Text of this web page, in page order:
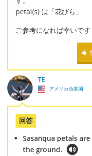
petal(s) は「花びら」
ご参考になれば幸いです
TE
アメリカ合衆国
回答
Sasanqua petals
the ground.